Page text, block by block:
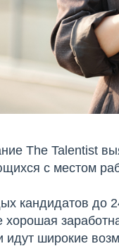
The Talentist
с местом
кандидатов до
хорошая
идут широкие